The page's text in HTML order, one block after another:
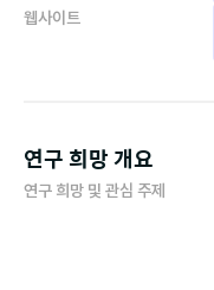
웹사이트
연구 희망 개요
연구 희망 및 관심 주제